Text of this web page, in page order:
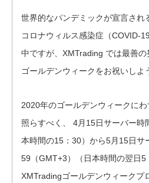
世界的なパンデミックが宣言され
コロナウィルス感染症（COVID-
中ですが、XMTrading では最善
ゴールデンウィークをお祝いしよ
2020年のゴールデンウィークに
照らすべく、 4月15日サーバー時
本時間の15：30）から5月15日サ
59（GMT+3）（日本時間の翌日5
XMTradingゴールデンウィークプ